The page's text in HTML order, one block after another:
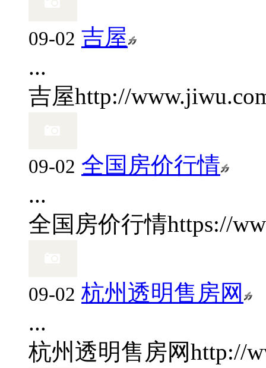
09-02 吉屋
...
吉屋http://
09-02 全国房价行情
...
全国房价行情https://
09-02 杭州透明售房网
...
杭州透明售房网http://